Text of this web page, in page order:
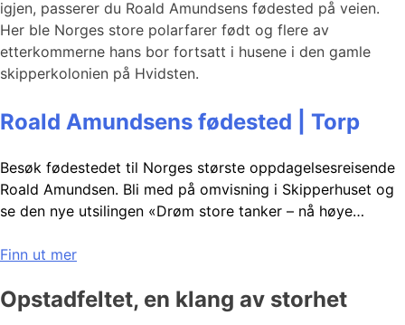
igjen, passerer du Roald Amundsens fødested på veien.
Her ble Norges store polarfarer født og flere av
etterkommerne hans bor fortsatt i husene i den gamle
skipperkolonien på Hvidsten.
Roald Amundsens fødested | Torp
Besøk fødestedet til Norges største oppdagelsesreisende
Roald Amundsen. Bli med på omvisning i Skipperhuset og
se den nye utsilingen «Drøm store tanker – nå høye…
Finn ut mer
Opstadfeltet, en klang av storhet